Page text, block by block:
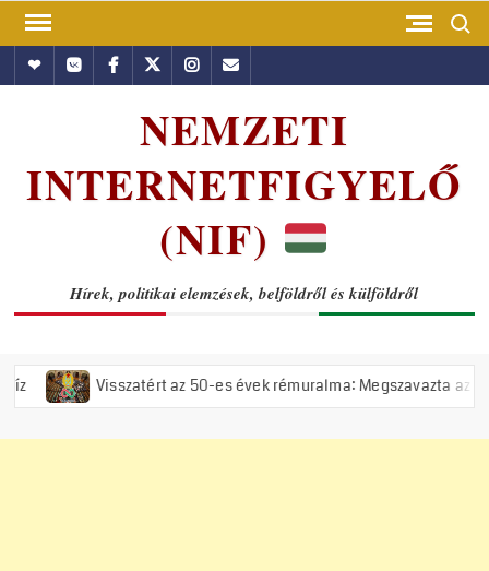
Skip
contentHundubVkontakte
Facebook
TwitterInstagram
Email
NEMZETI
INTERNETFIGYELŐ
(NIF)
Hírek, politikai elemzések, belföldről és külföldről
az 50-es évek rémuralma: Megszavazta az országgyűlés a